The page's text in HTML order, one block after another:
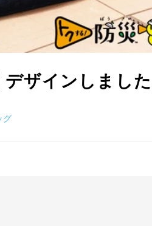
ザインしまし
グ